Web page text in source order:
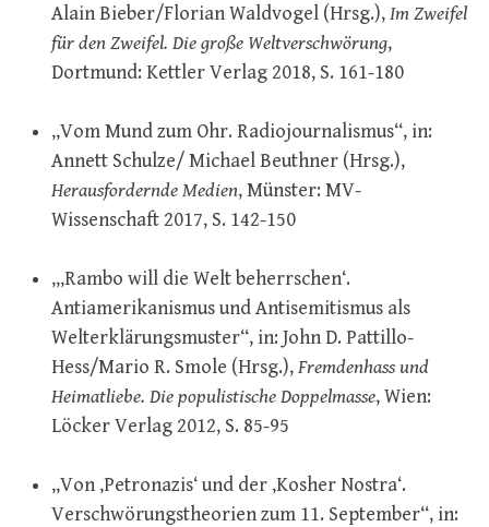
Alain Bieber/Florian Waldvogel (Hrsg.),Im Zweifel
für den Zweifel. Die große Weltverschwörung,
Dortmund: Kettler Verlag 2018, S. 161-180
„Vom Mund zum Ohr. Radiojournalismus“, in:
Annett Schulze/ Michael Beuthner (Hrsg.),
Herausfordernde Medien, Münster: MV-
Wissenschaft 2017, S. 142-150
„‚Rambo will die Welt beherrschen‘.
Antiamerikanismus und Antisemitismus als
Welterklärungsmuster“, in: John D. Pattillo-
Hess/Mario R. Smole (Hrsg.),Fremdenhass und
Heimatliebe. Die populistische Doppelmasse, Wien:
Löcker Verlag 2012, S. 85-95
„Von ‚Petronazis‘ und der ‚Kosher Nostra‘.
Verschwörungstheorien zum 11. September“, in: